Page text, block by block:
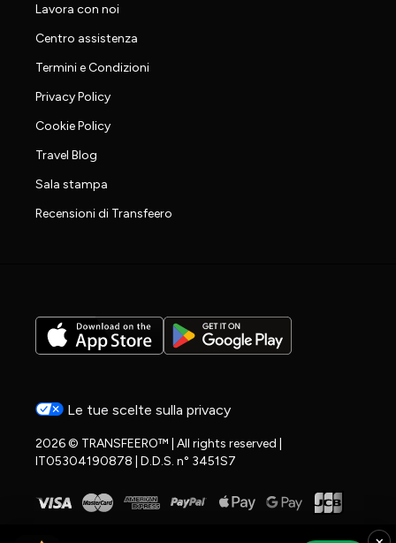
Lavora con noi
Centro assistenza
Termini e Condizioni
Privacy Policy
Cookie Policy
Travel Blog
Sala stampa
Recensioni di Transfeero
Le tue scelte sulla privacy
2026 © TRANSFEERO™ | All rights reserved |
IT05304190878 | D.D.S. n° 3451S7